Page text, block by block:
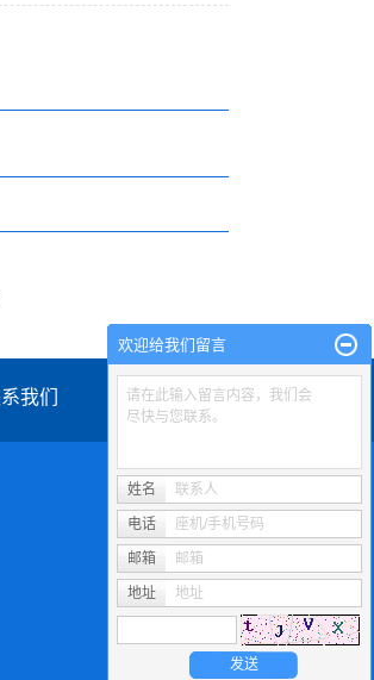
我们
欢迎给我们留言
请在此输入留言内容，我们会
尽快与您联系。
姓名 联系人
电话 座机/手机号码
邮箱 邮箱
地址 地址